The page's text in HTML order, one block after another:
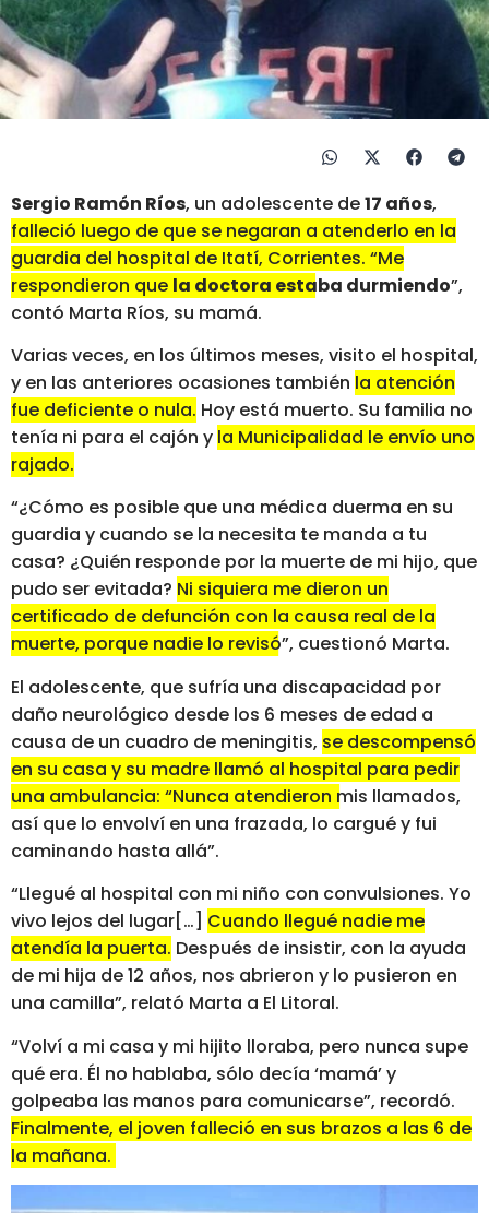
Sergio Ramón Ríos, un adolescente de17 años,
falleció luego de que se negaran a atenderlo en la
guardia del hospital de Itatí, Corrientes. “Me
respondieron que la doctora estaba durmiendo”,
contó Marta Ríos, su mamá.
Varias veces, en los últimos meses, visito el hospital,
y en las anteriores ocasiones también la atención
fue deficiente o nula. Hoy está muerto. Su familia no
tenía ni para el cajón y la Municipalidad le envío uno
rajado.
“¿Cómo es posible que una médica duerma en su
guardia y cuando se la necesita te manda a tu
casa? ¿Quién responde por la muerte de mi hijo, que
pudo ser evitada? Ni siquiera me dieron un
certificado de defunción con la causa real de la
muerte, porque nadie lo revisó”, cuestionó Marta.
El adolescente, que sufría una discapacidad por
daño neurológico desde los 6 meses de edad a
causa de un cuadro de meningitis, se descompensó
en su casa y su madre llamó al hospital para pedir
una ambulancia: “Nunca atendieron mis llamados,
así que lo envolví en una frazada, lo cargué y fui
caminando hasta allá”.
“Llegué al hospital con mi niño con convulsiones. Yo
vivo lejos del lugar[…] Cuando llegué nadie me
atendía la puerta. Después de insistir, con la ayuda
de mi hija de 12 años, nos abrieron y lo pusieron en
una camilla”, relató Marta a El Litoral.
“Volví a mi casa y mi hijito lloraba, pero nunca supe
qué era. Él no hablaba, sólo decía ‘mamá’ y
golpeaba las manos para comunicarse”, recordó.
Finalmente, el joven falleció en sus brazos a las 6 de
la mañana.